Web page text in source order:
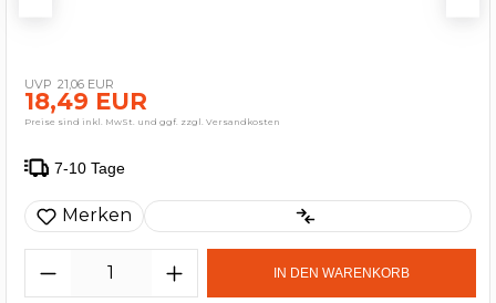
21,06 EUR
18,49 EUR
Preise sind inkl. MwSt. und ggf. zzgl. Versandkosten
7-10 Tage
Merken
IN DEN WARENKORB